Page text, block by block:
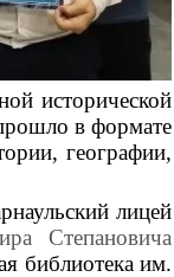
исторической
в формате
географии,
лицей
Степановича
библиотека им.